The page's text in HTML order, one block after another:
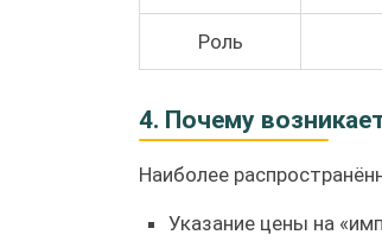
Роль
4. Почему
Наиболее
Указание цены на